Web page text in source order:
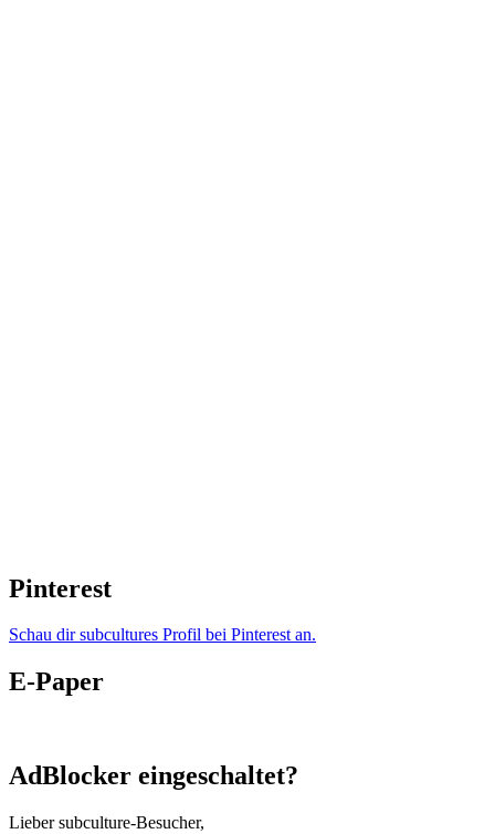
Pinterest
Schau dir subcultures Profil bei Pinterest an.
E-Paper
AdBlocker eingeschaltet?
Lieber subculture-Besucher,